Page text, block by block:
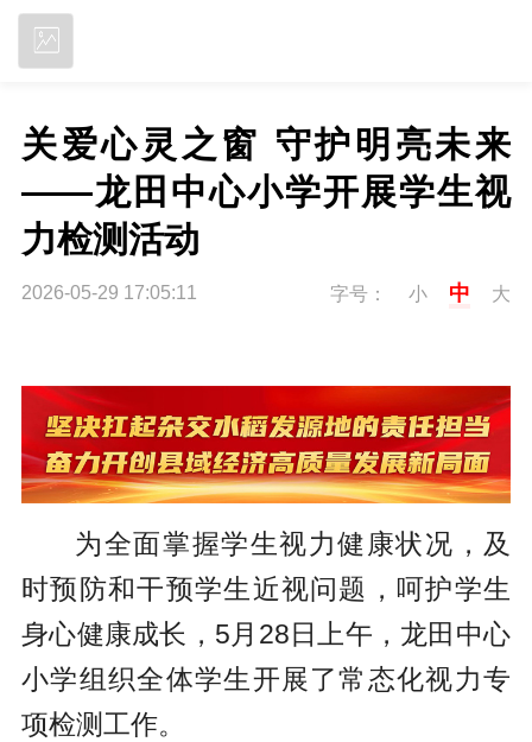
关爱心灵之窗 守护明亮未来
——龙田中心小学开展学生视
力检测活动
2026-05-29 17:05:11 字号： 小 中 大
为全面掌握学生视力健康状况，及
时预防和干预学生近视问题，呵护学生
身心健康成长，5月28日上午，龙田中心
小学组织全体学生开展了常态化视力专
项检测工作。